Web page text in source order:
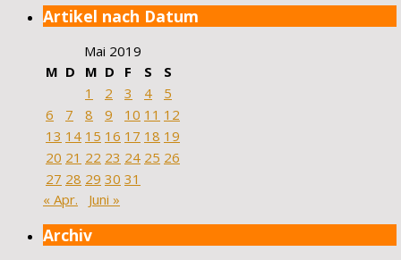
Artikel nach Datum
Mai 2019
M D M D F S
S
1
2 3 4
5
6
7 8 9 10 11 12
13 14 15 16 17 18 19
20 21 22 23 24 25 26
27 28 29 30 31
« Apr.
Juni »
Archiv